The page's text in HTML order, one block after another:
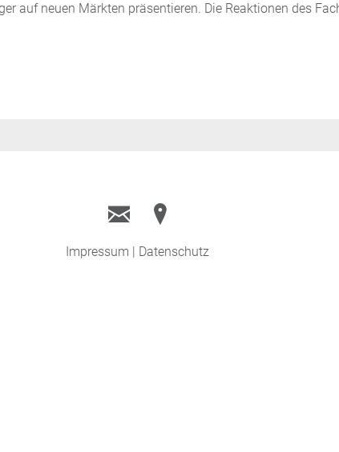
auf neuen Märkten präsentieren. Die Reaktionen des
 
Impressum | Datenschutz